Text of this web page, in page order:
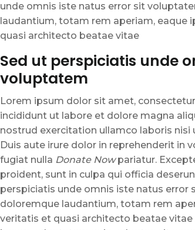
unde omnis iste natus error sit
laudantium, totam rem aperiam, eaque
quasi architecto beatae vitae
Sed ut perspiciatis unde
voluptatem
Lorem ipsum dolor sit amet,
incididunt ut labore et dolore magna
nostrud exercitation ullamco laboris
Duis aute irure dolor in reprehenderit in
fugiat nulla Donate Nowpariatur.
proident, sunt in culpa qui officia
perspiciatis unde omnis iste natus
doloremque laudantium, totam rem
veritatis et quasi architecto beatae